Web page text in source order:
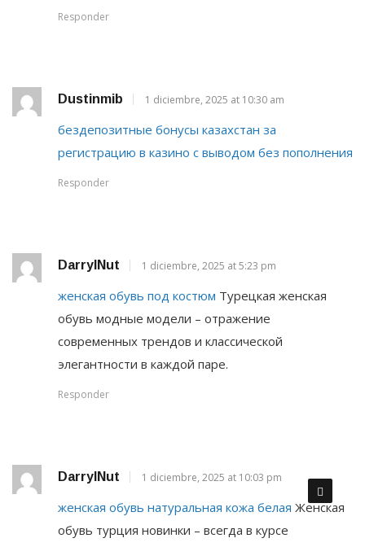
Responder
Dustinmib 1 diciembre, 2025 at 10:30 am
бездепозитные бонусы казахстан за
регистрацию в казино с выводом без пополнения
Responder
DarrylNut 1 diciembre, 2025 at 5:23 pm
женская обувь под костюм Турецкая женская
обувь модные модели – отражение
современных трендов и классической
элегантности в каждой паре.
Responder
DarrylNut 1 diciembre, 2025 at 10:03 pm
женская обувь натуральная кожа белая Женская
обувь турция новинки – всегда в курсе